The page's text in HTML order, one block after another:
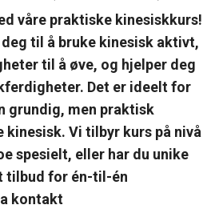
våre praktiske kinesiskkurs!
til å bruke kinesisk aktivt,
til å øve, og hjelper deg
Det er ideelt for
grundig, men praktisk
Vi tilbyr kurs på nivå
spesielt, eller har du unike
tilbud for én-til-én
kontakt